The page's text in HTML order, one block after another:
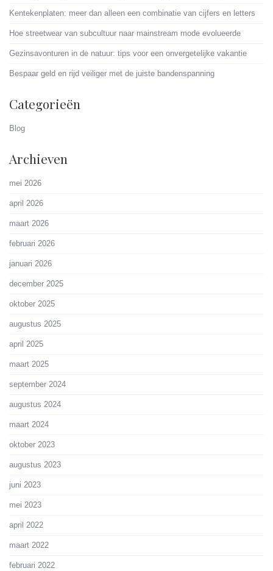
Kentekenplaten: meer dan alleen een combinatie van cijfers en letters
Hoe streetwear van subcultuur naar mainstream mode evolueerde
Gezinsavonturen in de natuur: tips voor een onvergetelijke vakantie
Bespaar geld en rijd veiliger met de juiste bandenspanning
Categorieën
Blog
Archieven
mei 2026
april 2026
maart 2026
februari 2026
januari 2026
december 2025
oktober 2025
augustus 2025
april 2025
maart 2025
september 2024
augustus 2024
maart 2024
oktober 2023
augustus 2023
juni 2023
mei 2023
april 2022
maart 2022
februari 2022